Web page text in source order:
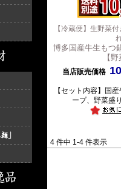
【冷蔵便】生野菜
博多国産牛生もつ
【
当店販売価格
【セット内容】国
ープ、野菜盛
4 件中 1-4 件表示